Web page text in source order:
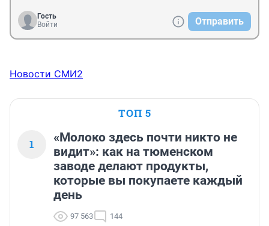
Гость
Войти
Отправить
Новости СМИ2
ТОП 5
1
«Молоко здесь почти никто не
видит»: как на тюменском
заводе делают продукты,
которые вы покупаете каждый
день
97 563 144